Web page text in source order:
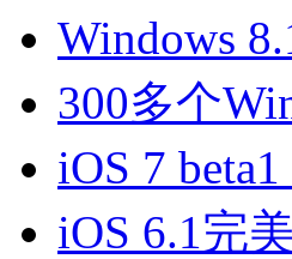
Windows
300多个
iOS 7
iOS 6.1完